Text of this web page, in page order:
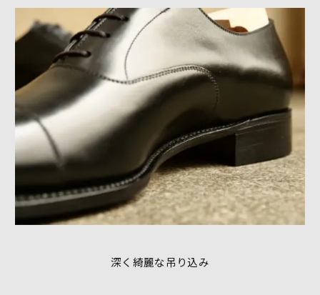
深く綺麗な吊り込み